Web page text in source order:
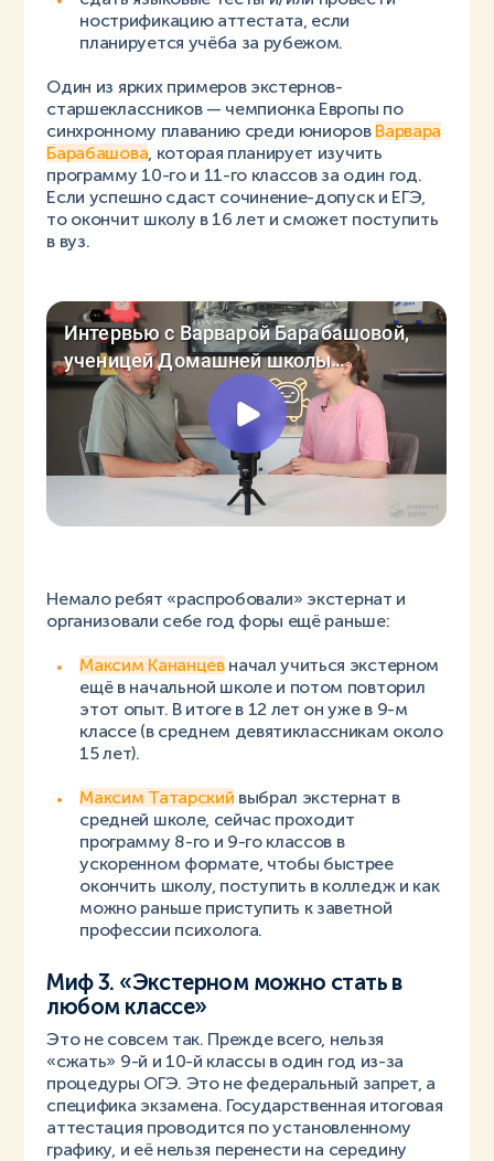
нострификацию аттестата, если
планируется учёба за рубежом.
Один из ярких примеров экстернов-
старшеклассников — чемпионка Европы по
синхронному плаванию среди юниоров Варвара
Барабашова , которая планирует изучить
программу 10-го и 11-го классов за один год.
Если успешно сдаст сочинение-допуск и ЕГЭ,
то окончит школу в 16 лет и сможет поступить
в вуз.
Немало ребят «распробовали» экстернат и
организовали себе год форы ещё раньше:
Максим Кананцевначал учиться экстерном
ещё в начальной школе и потом повторил
этот опыт. В итоге в 12 лет он уже в 9-м
классе (в среднем девятиклассникам около
15 лет).
Максим Татарский выбрал экстернат в
средней школе, сейчас проходит
программу 8-го и 9-го классов в
ускоренном формате, чтобы быстрее
окончить школу, поступить в колледж и как
можно раньше приступить к заветной
профессии психолога.
Миф 3. «Экстерном можно стать в
любом классе»
Это не совсем так. Прежде всего, нельзя
«сжать» 9-й и 10-й классы в один год из-за
процедуры ОГЭ. Это не федеральный запрет, а
специфика экзамена. Государственная итоговая
аттестация проводится по установленному
графику, и её нельзя перенести на середину